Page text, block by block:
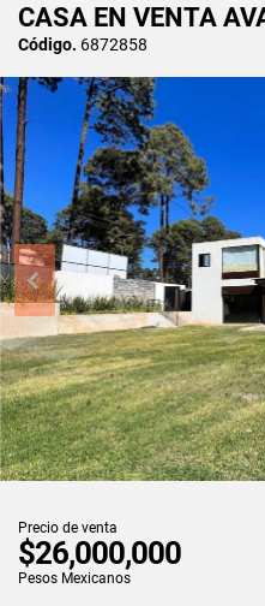
CASA EN VENTA
Código. 6872858
Precio de venta
$26,000,000
Pesos Mexicanos